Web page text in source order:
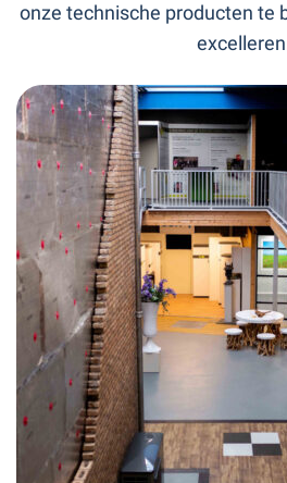
onze technische producten te